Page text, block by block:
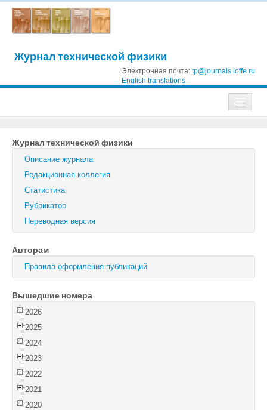
Журнал технической физики
Электронная почта: tp@journals.ioffe.ru
English translations
Журнал технической физики
Письма в Журнал технической физики
Физика твердого тела
Поиск
Журнал технической физики
Описание журнала
Редакционная коллегия
Статистика
Рубрикатор
Переводная версия
Авторам
Правила оформления публикаций
Вышедшие номера
2026
2025
2024
2023
2022
2021
2020